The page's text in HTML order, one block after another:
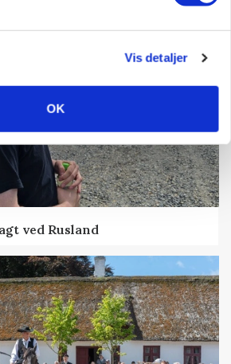
Vis detaljer
OK
ved Rusland